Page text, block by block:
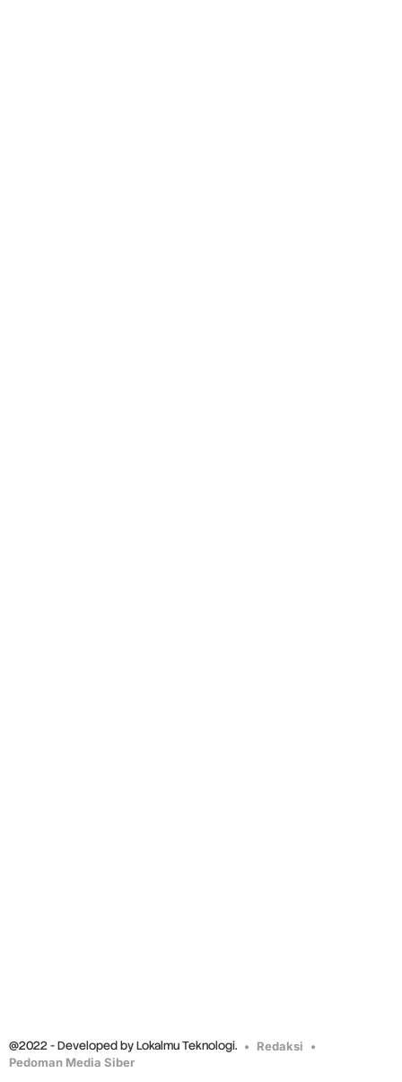
@2022 - Developed by Lokalmu Teknologi.
Redaksi
Pedoman Media Siber